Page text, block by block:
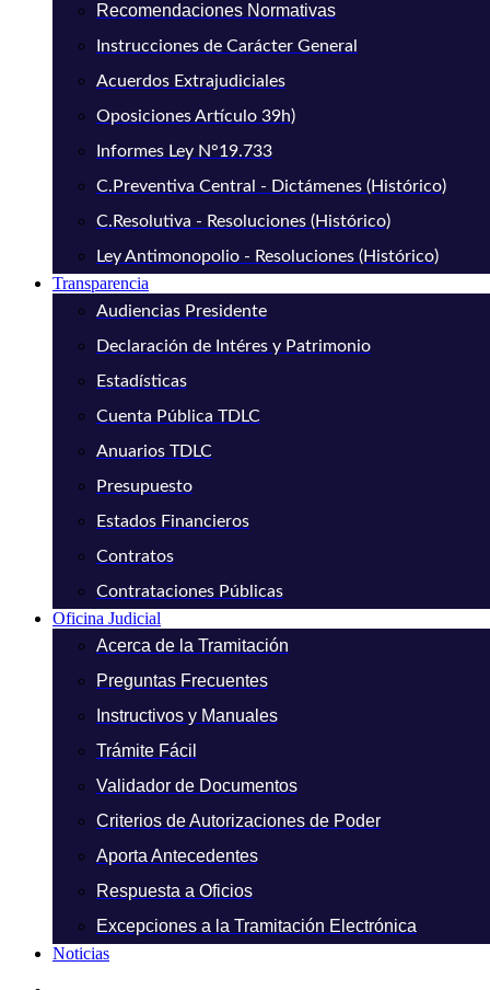
Recomendaciones Normativas
Instrucciones de Carácter General
Acuerdos Extrajudiciales
Oposiciones Artículo 39h)
Informes Ley N°19.733
C.Preventiva Central - Dictámenes (Histórico)
C.Resolutiva - Resoluciones (Histórico)
Ley Antimonopolio - Resoluciones (Histórico)
Transparencia
Audiencias Presidente
Declaración de Intéres y Patrimonio
Estadísticas
Cuenta Pública TDLC
Anuarios TDLC
Presupuesto
Estados Financieros
Contratos
Contrataciones Públicas
Oficina Judicial
Acerca de la Tramitación
Preguntas Frecuentes
Instructivos y Manuales
Trámite Fácil
Validador de Documentos
Criterios de Autorizaciones de Poder
Aporta Antecedentes
Respuesta a Oficios
Excepciones a la Tramitación Electrónica
Noticias